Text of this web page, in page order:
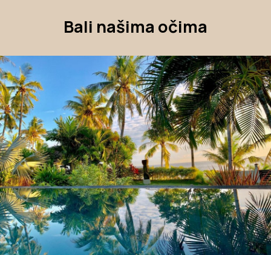
Bali našima očima